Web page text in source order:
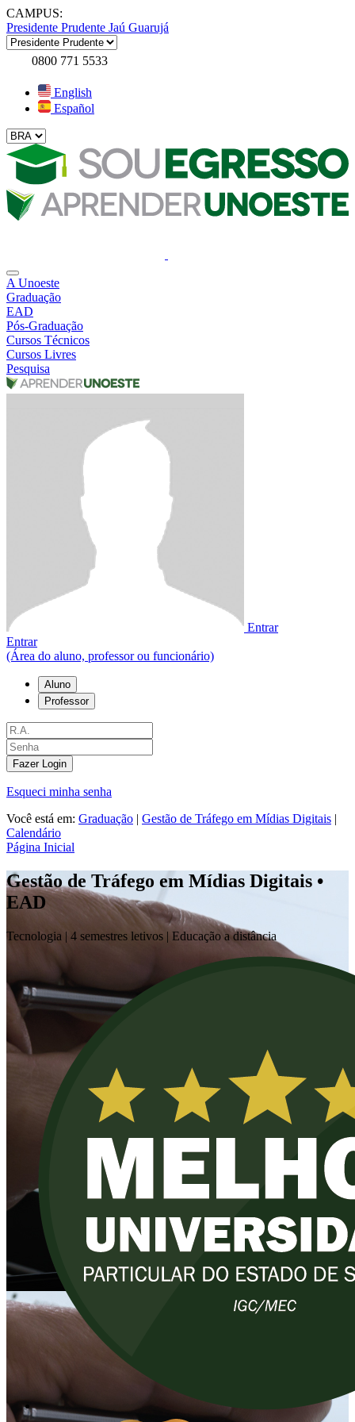
CAMPUS:
Presidente Prudente Jaú Guarujá
0800 771 5533
English
Español
A Unoeste
Graduação
EAD
Pós-Graduação
Cursos Técnicos
Cursos Livres
Pesquisa
Entrar
Entrar
(Área do aluno, professor ou funcionário)
Aluno
Professor
Fazer Login
Esqueci minha senha
Você está em: Graduação | Gestão de Tráfego em Mídias Digitais |
Calendário
Página Inicial
Gestão de Tráfego em Mídias Digitais •
EAD
Tecnologia | 4 semestres letivos | Educação a distância